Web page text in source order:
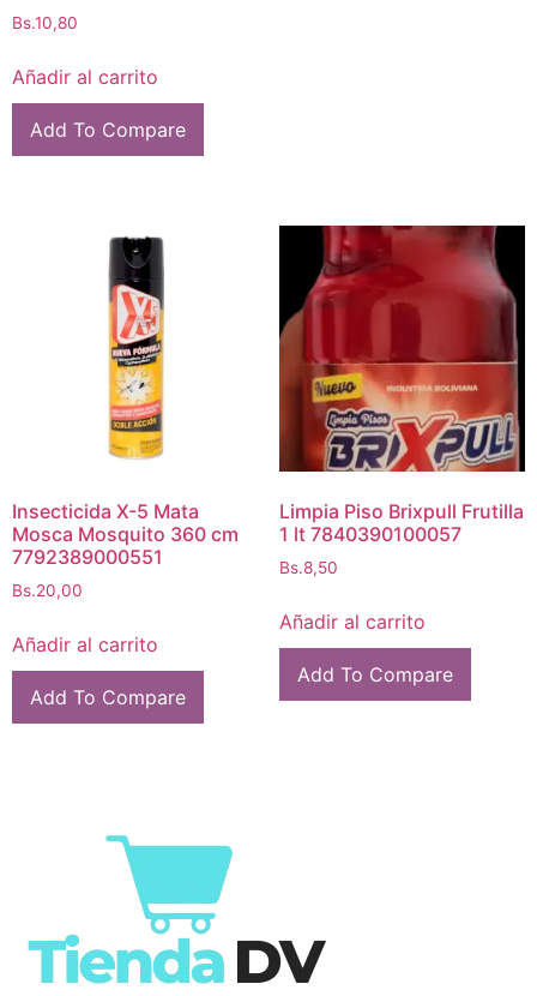
Bs.10,80
Añadir al carrito
Add To Compare
Insecticida X-5 Mata
Mosca Mosquito 360 cm
7792389000551
Bs.20,00
Añadir al carrito
Add To Compare
Limpia Piso Brixpull Frutilla
1 lt 7840390100057
Bs.8,50
Añadir al carrito
Add To Compare